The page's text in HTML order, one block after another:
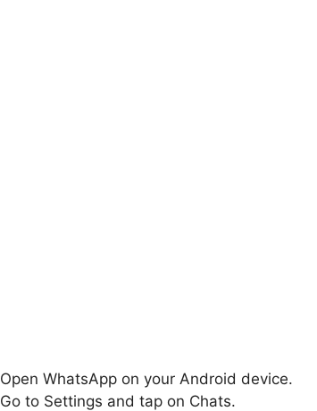
Open WhatsApp on your Android device.
Go to Settings and tap on Chats.